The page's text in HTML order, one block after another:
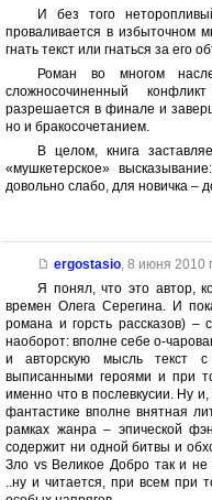
И без того
проваливается в избыточном
гнать текст или гнаться за его
Роман во многом
сложносочиненный
разрешается в финале и
но и бракосочетанием.
В целом, книга
«мушкетерское»
довольно слабо, для новичка –
ergostasio, 8 июня 2010
Я понял, что это автор,
времен Олега Серегина. И
романа и горсть рассказов) –
наоборот: вполне себе о-
и авторскую мысль текст с
выписанными героями и при
именно что в послевкусии. Ну
фантастике вполне внятная
рамках жанра – эпической
содержит ни одной битвы и
Зло vs Великое Добро так и не
..ну и читается, при всем при